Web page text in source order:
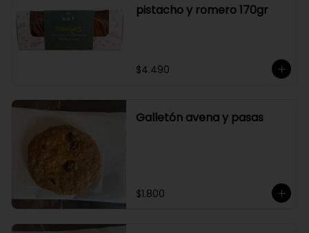
pistacho y romero 170gr
$4.490
Galletón avena y pasas
$1.800